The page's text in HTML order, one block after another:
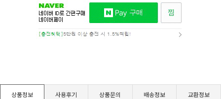
업/임업/해양측정기
공계/차압계/진공펌프
상품정보 사용후기 상품문의 배송정보 교환정보